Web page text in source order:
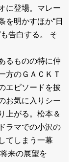
に登場。マレー
を明かすほか“日
告白する。 そ
るものの特に仲
方のＧＡＣＫＴ
エピソードを披
お気に入りシー
上がる。松本＆
ラマでの小沢の
てしまう一幕
来の展望を